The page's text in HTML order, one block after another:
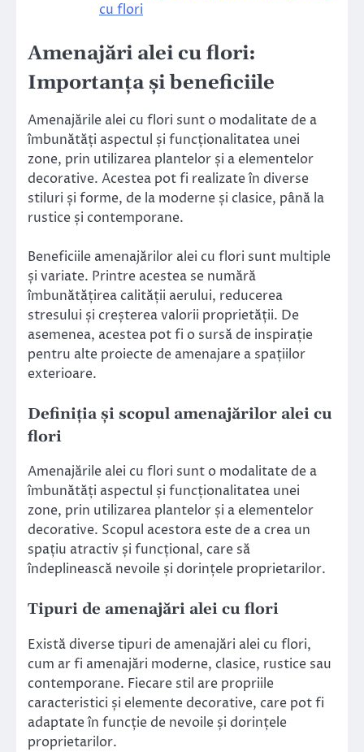
cu flori
Amenajări alei cu flori:
Importanța și beneficiile
Amenajările alei cu flori sunt o modalitate de a
îmbunătăți aspectul și funcționalitatea unei
zone, prin utilizarea plantelor și a elementelor
decorative. Acestea pot fi realizate în diverse
stiluri și forme, de la moderne și clasice, până la
rustice și contemporane.
Beneficiile amenajărilor alei cu flori sunt multiple
și variate. Printre acestea se numără
îmbunătățirea calității aerului, reducerea
stresului și creșterea valorii proprietății. De
asemenea, acestea pot fi o sursă de inspirație
pentru alte proiecte de amenajare a spațiilor
exterioare.
Definiția și scopul amenajărilor alei cu
flori
Amenajările alei cu flori sunt o modalitate de a
îmbunătăți aspectul și funcționalitatea unei
zone, prin utilizarea plantelor și a elementelor
decorative. Scopul acestora este de a crea un
spațiu atractiv și funcțional, care să
îndeplinească nevoile și dorințele proprietarilor.
Tipuri de amenajări alei cu flori
Există diverse tipuri de amenajări alei cu flori,
cum ar fi amenajări moderne, clasice, rustice sau
contemporane. Fiecare stil are propriile
caracteristici și elemente decorative, care pot fi
adaptate în funcție de nevoile și dorințele
proprietarilor.